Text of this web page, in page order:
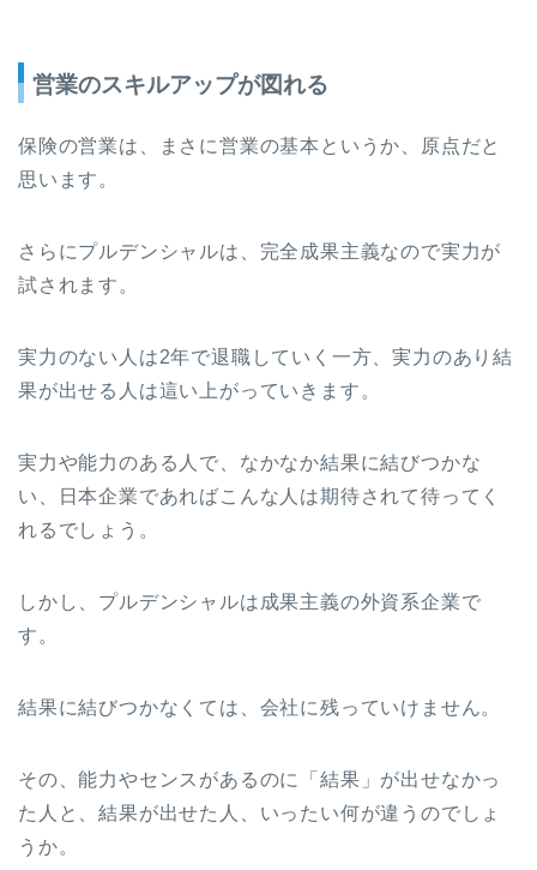
営業のスキルアップが図れる
保険の営業は、まさに営業の基本というか、原点だと
思います。
さらにプルデンシャルは、完全成果主義なので実力が
試されます。
実力のない人は2年で退職していく一方、実力のあり結
果が出せる人は這い上がっていきます。
実力や能力のある人で、なかなか結果に結びつかな
い、日本企業であればこんな人は期待されて待ってく
れるでしょう。
しかし、プルデンシャルは成果主義の外資系企業で
す。
結果に結びつかなくては、会社に残っていけません。
その、能力やセンスがあるのに「結果」が出せなかっ
た人と、結果が出せた人、いったい何が違うのでしょ
うか。